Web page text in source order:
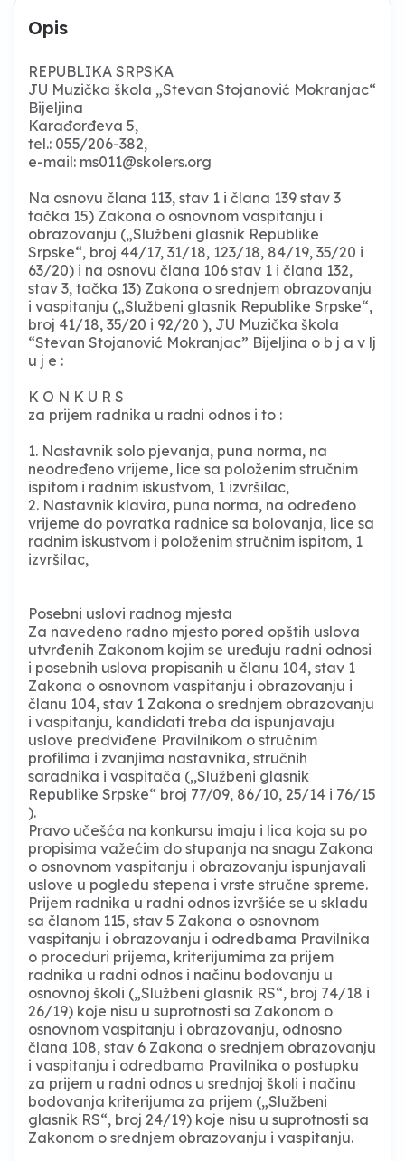
Opis
REPUBLIKA SRPSKA
JU Muzička škola „Stevan Stojanović Mokranjac“
Bijeljina
Karađorđeva 5,
tel.: 055/206-382,
e-mail: ms011@skolers.org
Na osnovu člana 113, stav 1 i člana 139 stav 3
tačka 15) Zakona o osnovnom vaspitanju i
obrazovanju („Službeni glasnik Republike
Srpske“, broj 44/17, 31/18, 123/18, 84/19, 35/20 i
63/20) i na osnovu člana 106 stav 1 i člana 132,
stav 3, tačka 13) Zakona o srednjem obrazovanju
i vaspitanju („Službeni glasnik Republike Srpske“,
broj 41/18, 35/20 i 92/20 ), JU Muzička škola
“Stevan Stojanović Mokranjac” Bijeljina o b j a v lj
u j e :
K O N K U R S
za prijem radnika u radni odnos i to :
1. Nastavnik solo pjevanja, puna norma, na
neodređeno vrijeme, lice sa položenim stručnim
ispitom i radnim iskustvom, 1 izvršilac,
2. Nastavnik klavira, puna norma, na određeno
vrijeme do povratka radnice sa bolovanja, lice sa
radnim iskustvom i položenim stručnim ispitom, 1
izvršilac,
Posebni uslovi radnog mjesta
Za navedeno radno mjesto pored opštih uslova
utvrđenih Zakonom kojim se uređuju radni odnosi
i posebnih uslova propisanih u članu 104, stav 1
Zakona o osnovnom vaspitanju i obrazovanju i
članu 104, stav 1 Zakona o srednjem obrazovanju
i vaspitanju, kandidati treba da ispunjavaju
uslove predviđene Pravilnikom o stručnim
profilima i zvanjima nastavnika, stručnih
saradnika i vaspitača (,,Službeni glasnik
Republike Srpske“ broj 77/09, 86/10, 25/14 i 76/15
).
Pravo učešća na konkursu imaju i lica koja su po
propisima važećim do stupanja na snagu Zakona
o osnovnom vaspitanju i obrazovanju ispunjavali
uslove u pogledu stepena i vrste stručne spreme.
Prijem radnika u radni odnos izvršiće se u skladu
sa članom 115, stav 5 Zakona o osnovnom
vaspitanju i obrazovanju i odredbama Pravilnika
o proceduri prijema, kriterijumima za prijem
radnika u radni odnos i načinu bodovanju u
osnovnoj školi („Službeni glasnik RS“, broj 74/18 i
26/19) koje nisu u suprotnosti sa Zakonom o
osnovnom vaspitanju i obrazovanju, odnosno
člana 108, stav 6 Zakona o srednjem obrazovanju
i vaspitanju i odredbama Pravilnika o postupku
za prijem u radni odnos u srednjoj školi i načinu
bodovanja kriterijuma za prijem („Službeni
glasnik RS“, broj 24/19) koje nisu u suprotnosti sa
Zakonom o srednjem obrazovanju i vaspitanju.